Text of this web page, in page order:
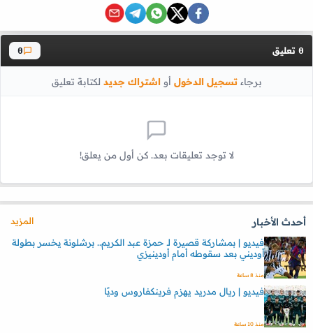
0 تعليق 0
برجاءتسجيل الدخول أواشتراك جديد لكتابة تعليق
لا توجد تعليقات بعد. كن أول من يعلق!
أحدث الأخبار
المزيد
فيديو | بمشاركة قصيرة لـ حمزة عبد الكريم.. برشلونة يخسر بطولة
أوديني بعد سقوطه أمام أودينيزي
منذ 8 ساعة
فيديو | ريال مدريد يهزم فرينكفاروس وديًا
منذ 10 ساعة